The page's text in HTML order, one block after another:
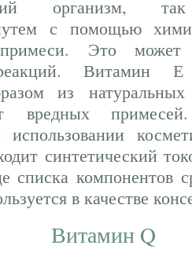
организм,
с помощью
Это может
реакций. Витамин
из
вредных
синтетический
списка компонентов
в качестве
Витамин Q